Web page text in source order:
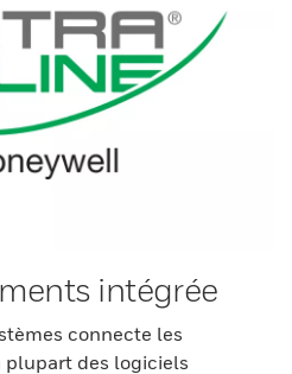
intégrée
connecte les
plupart des logiciels